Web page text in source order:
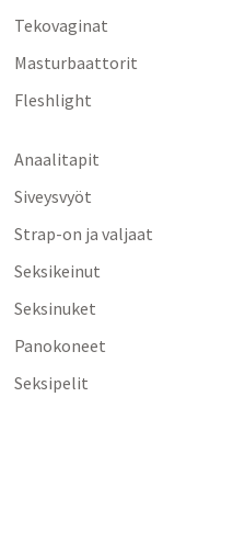
Tekovaginat
Masturbaattorit
Fleshlight
Anaalitapit
Siveysvyöt
Strap-on ja valjaat
Seksikeinut
Seksinuket
Panokoneet
Seksipelit